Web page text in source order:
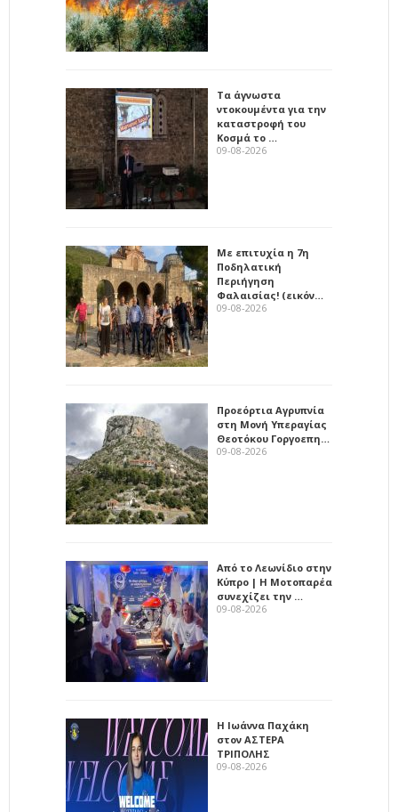
Τα άγνωστα
ντοκουμέντα για την
καταστροφή του
Κοσμά το …
09-08-2026
Με επιτυχία η 7η
Ποδηλατική
Περιήγηση
Φαλαισίας! (εικόν…
09-08-2026
Προεόρτια Αγρυπνία
στη Μονή Υπεραγίας
Θεοτόκου Γοργοεπη…
09-08-2026
Από το Λεωνίδιο στην
Κύπρο | Η Μοτοπαρέα
συνεχίζει την …
09-08-2026
Η Ιωάννα Παχάκη
στον ΑΣΤΕΡΑ
ΤΡΙΠΟΛΗΣ
09-08-2026